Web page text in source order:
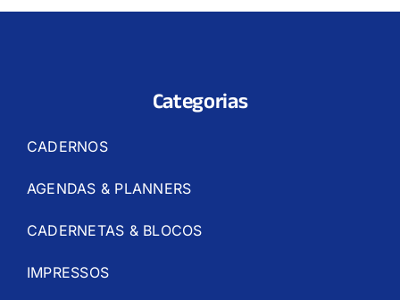
Categorias
CADERNOS
AGENDAS & PLANNERS
CADERNETAS & BLOCOS
IMPRESSOS